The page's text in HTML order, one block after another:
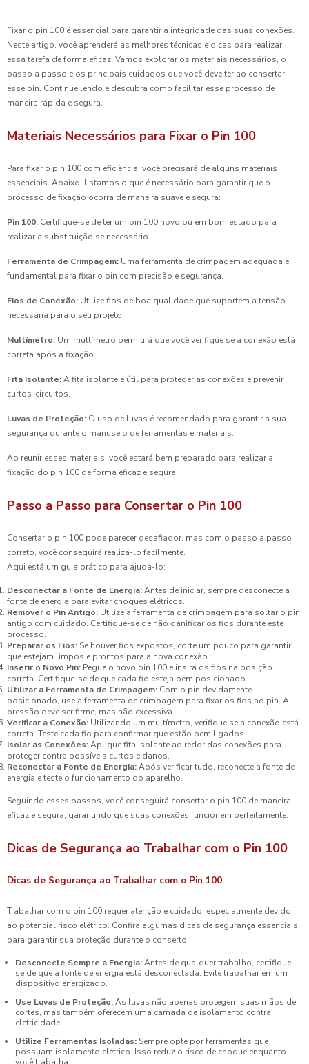
Fixar o pin 100 é essencial para garantir a integridade das suas conexões.
Neste artigo, você aprenderá as melhores técnicas e dicas para realizar
essa tarefa de forma eficaz. Vamos explorar os materiais necessários, o
passo a passo e os principais cuidados que você deve ter ao consertar
esse pin. Continue lendo e descubra como facilitar esse processo de
maneira rápida e segura.
Materiais Necessários para Fixar o Pin 100
Para fixar o pin 100 com eficiência, você precisará de alguns materiais
essenciais. Abaixo, listamos o que é necessário para garantir que o
processo de fixação ocorra de maneira suave e segura:
Pin 100: Certifique-se de ter um pin 100 novo ou em bom estado para
realizar a substituição se necessário.
Ferramenta de Crimpagem: Uma ferramenta de crimpagem adequada é
fundamental para fixar o pin com precisão e segurança.
Fios de Conexão: Utilize fios de boa qualidade que suportem a tensão
necessária para o seu projeto.
Multímetro: Um multímetro permitirá que você verifique se a conexão está
correta após a fixação.
Fita Isolante:A fita isolante é útil para proteger as conexões e prevenir
curtos-circuitos.
Luvas de Proteção: O uso de luvas é recomendado para garantir a sua
segurança durante o manuseio de ferramentas e materiais.
Ao reunir esses materiais, você estará bem preparado para realizar a
fixação do pin 100 de forma eficaz e segura.
Passo a Passo para Consertar o Pin 100
Consertar o pin 100 pode parecer desafiador, mas com o passo a passo
correto, você conseguirá realizá-lo facilmente.
Aqui está um guia prático para ajudá-lo:
Desconectar a Fonte de Energia:Antes de iniciar, sempre desconecte a
fonte de energia para evitar choques elétricos.
Remover o Pin Antigo: Utilize a ferramenta de crimpagem para soltar o pin
antigo com cuidado. Certifique-se de não danificar os fios durante este
processo.
Preparar os Fios: Se houver fios expostos, corte um pouco para garantir
que estejam limpos e prontos para a nova conexão.
Inserir o Novo Pin: Pegue o novo pin 100 e insira os fios na posição
correta. Certifique-se de que cada fio esteja bem posicionado.
Utilizar a Ferramenta de Crimpagem: Com o pin devidamente
posicionado, use a ferramenta de crimpagem para fixar os fios ao pin. A
pressão deve ser firme, mas não excessiva.
Verificar a Conexão: Utilizando um multímetro, verifique se a conexão está
correta. Teste cada fio para confirmar que estão bem ligados.
Isolar as Conexões:Aplique fita isolante ao redor das conexões para
proteger contra possíveis curtos e danos.
Reconectar a Fonte de Energia:Após verificar tudo, reconecte a fonte de
energia e teste o funcionamento do aparelho.
Seguindo esses passos, você conseguirá consertar o pin 100 de maneira
eficaz e segura, garantindo que suas conexões funcionem perfeitamente.
Dicas de Segurança ao Trabalhar com o Pin 100
Dicas de Segurança ao Trabalhar com o Pin 100
Trabalhar com o pin 100 requer atenção e cuidado, especialmente devido
ao potencial risco elétrico. Confira algumas dicas de segurança essenciais
para garantir sua proteção durante o conserto:
Desconecte Sempre a Energia:Antes de qualquer trabalho, certifique-
se de que a fonte de energia está desconectada. Evite trabalhar em um
dispositivo energizado.
Use Luvas de Proteção:As luvas não apenas protegem suas mãos de
cortes, mas também oferecem uma camada de isolamento contra
eletricidade.
Utilize Ferramentas Isoladas: Sempre opte por ferramentas que
possuam isolamento elétrico. Isso reduz o risco de choque enquanto